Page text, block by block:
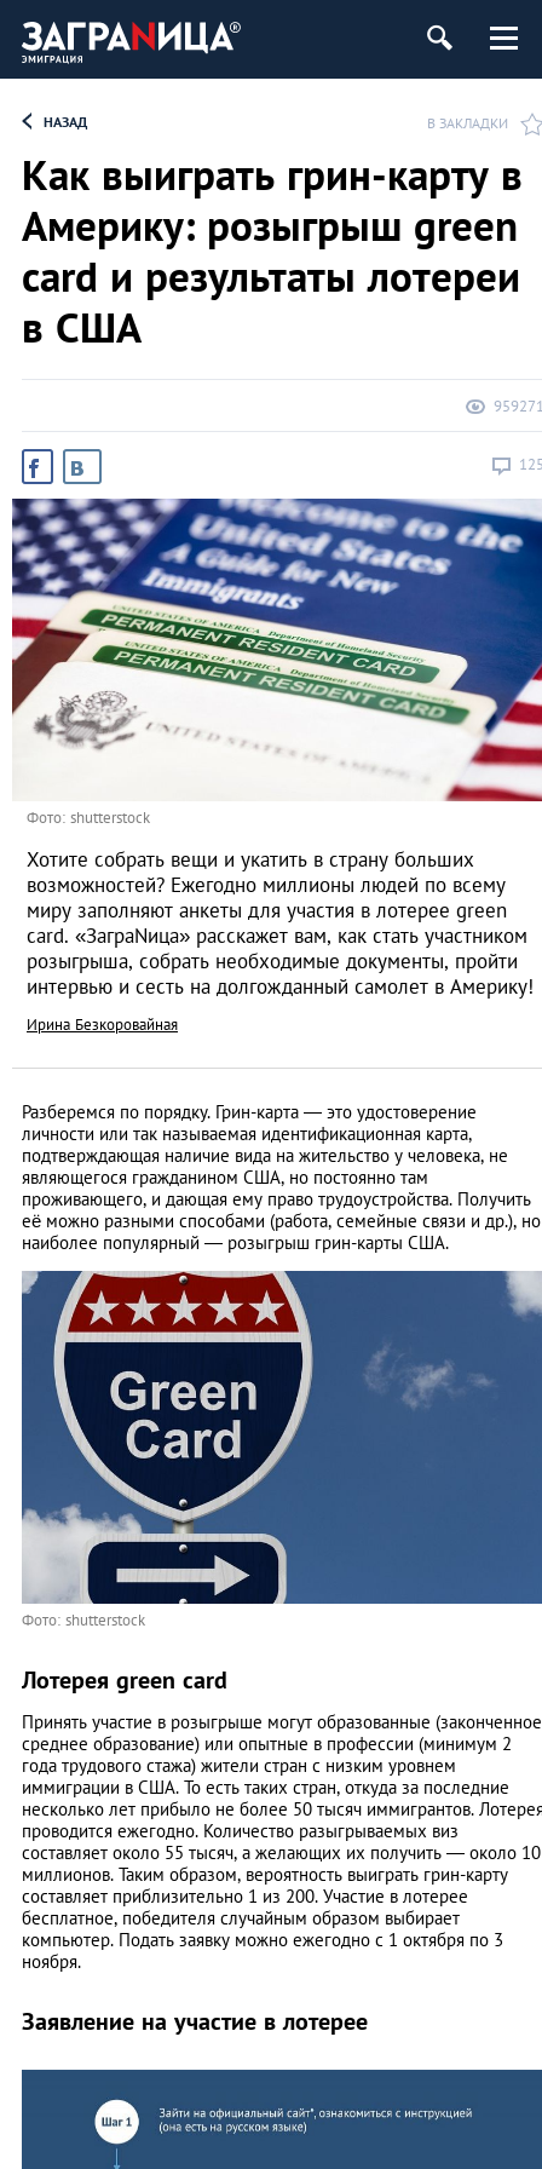
НАЗАД В ЗАКЛАДКИ
Как выиграть грин-карту в
Америку: розыгрыш green
card и результаты лотереи
в США
Фото: shutterstock
Хотите собрать вещи и укатить в страну больших
возможностей? Ежегодно миллионы людей по всему
миру заполняют анкеты для участия в лотерее green
card. «ЗаграNица» расскажет вам, как стать участником
розыгрыша, собрать необходимые документы, пройти
интервью и сесть на долгожданный самолет в Америку!
Ирина Безкоровайная
Разберемся по порядку. Грин-карта — это удостоверение
личности или так называемая идентификационная карта,
подтверждающая наличие вида на жительство у человека, не
являющегося гражданином США, но постоянно там
проживающего, и дающая ему право трудоустройства. Получить
её можно разными способами (работа, семейные связи и др.), но
наиболее популярный — розыгрыш грин-карты США.
Фото: shutterstock
Лотерея green card
Принять участие в розыгрыше могут образованные (законченное
среднее образование) или опытные в профессии (минимум 2
года трудового стажа) жители стран с низким уровнем
иммиграции в США. То есть таких стран, откуда за последние
несколько лет прибыло не более 50 тысяч иммигрантов.
проводится ежегодно. Количество разыгрываемых виз
составляет около 55 тысяч, а желающих их получить — около 10
миллионов. Таким образом, вероятность выиграть грин-карту
составляет приблизительно 1 из 200. Участие в лотерее
бесплатное, победителя случайным образом выбирает
компьютер. Подать заявку можно ежегодно с 1 октября по 3
ноября.
Заявление на участие в лотерее